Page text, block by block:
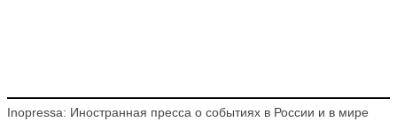
Inopressa: Иностранная пресса о событиях в России и в мире